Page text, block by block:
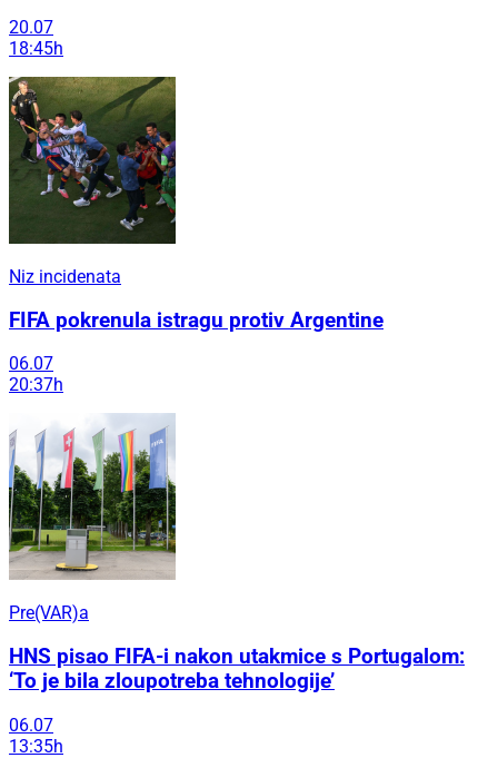
20.07
18:45h
Niz incidenata
FIFA pokrenula istragu protiv Argentine
06.07
20:37h
Pre(VAR)a
HNS pisao FIFA-i nakon utakmice s Portugalom:
‘To je bila zloupotreba tehnologije’
06.07
13:35h